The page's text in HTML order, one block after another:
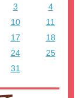
3
4
10
11
17
18
24
25
31